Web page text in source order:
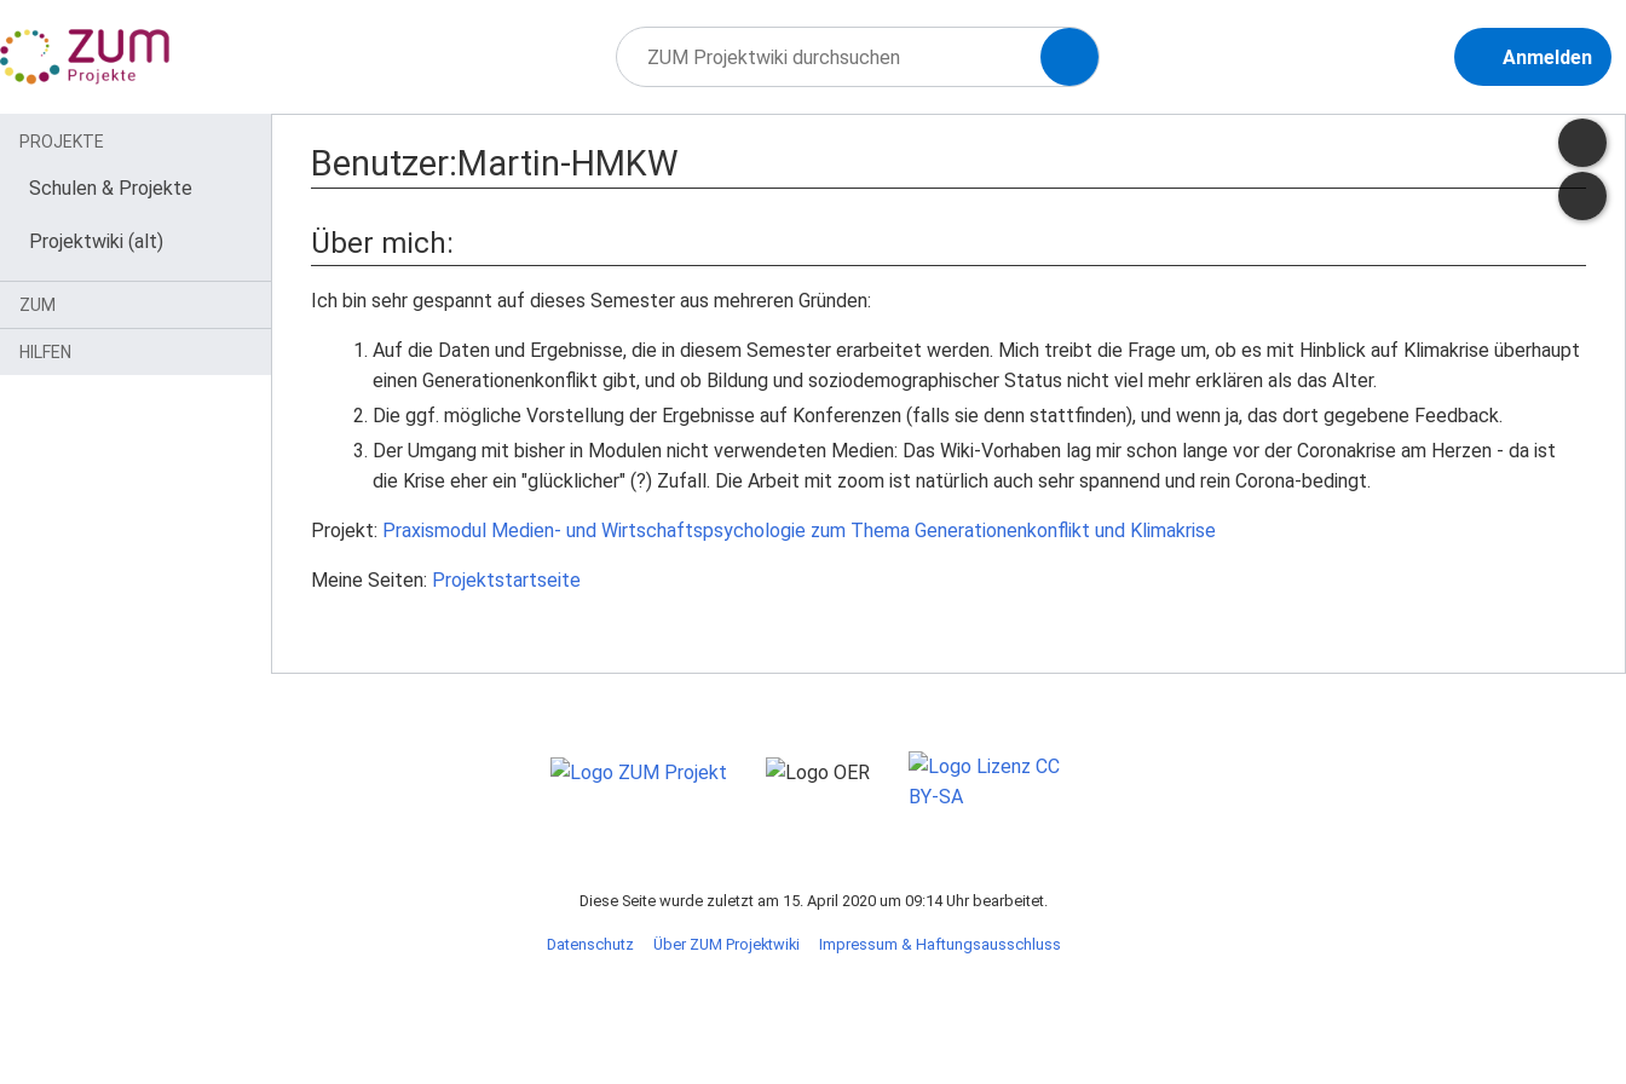
Anmelden
Benutzer:Martin-HMKW
Über mich:
Ich bin sehr gespannt auf dieses Semester aus mehreren Gründen:
Auf die Daten und Ergebnisse, die in diesem Semester erarbeitet werden. Mich treibt die Frage um, ob es mit Hinblick auf Klimakrise überhaupt
einen Generationenkonflikt gibt, und ob Bildung und soziodemographischer Status nicht viel mehr erklären als das Alter.
Die ggf. mögliche Vorstellung der Ergebnisse auf Konferenzen (falls sie denn stattfinden), und wenn ja, das dort gegebene Feedback.
Der Umgang mit bisher in Modulen nicht verwendeten Medien: Das Wiki-Vorhaben lag mir schon lange vor der Coronakrise am Herzen - da ist
die Krise eher ein "glücklicher" (?) Zufall. Die Arbeit mit zoom ist natürlich auch sehr spannend und rein Corona-bedingt.
Projekt: Praxismodul Medien- und Wirtschaftspsychologie zum Thema Generationenkonflikt und Klimakrise
Meine Seiten: Projektstartseite
PROJEKTE
Schulen & Projekte
Projektwiki (alt)
ZUM
HILFEN
Diese Seite wurde zuletzt am 15. April 2020 um 09:14 Uhr bearbeitet.
Datenschutz Über ZUM Projektwiki Impressum & Haftungsausschluss